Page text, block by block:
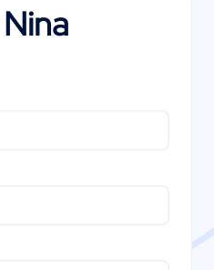
Nina